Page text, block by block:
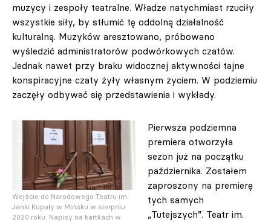
muzycy i zespoły teatralne. Władze natychmiast rzuciły
wszystkie siły, by stłumić tę oddolną działalność
kulturalną. Muzyków aresztowano, próbowano
wyśledzić administratorów podwórkowych czatów.
Jednak nawet przy braku widocznej aktywności tajne
konspiracyjne czaty żyły własnym życiem. W podziemiu
zaczęły odbywać się przedstawienia i wykłady.
Wejście do Narodowego Teatru im.
Janki Kupały w Mińsku w sierpniu
2020 roku. Napisy na kartkach w
Pierwsza podziemna
premiera otworzyła
sezon już na początku
października. Zostałem
zaproszony na premierę
tych samych
„Tutejszych”. Teatr im.